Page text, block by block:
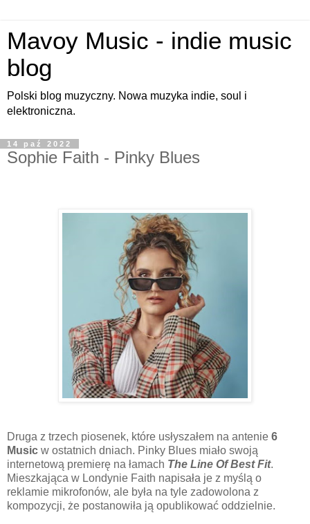
Mavoy Music - indie music
blog
Polski blog muzyczny. Nowa muzyka indie, soul i
elektroniczna.
14 paź 2022
Sophie Faith - Pinky Blues
Druga z trzech piosenek, które usłyszałem na antenie 6
Music w ostatnich dniach. Pinky Blues miało swoją
internetową premierę na łamach The Line Of Best Fit.
Mieszkająca w Londynie Faith napisała je z myślą o
reklamie mikrofonów, ale była na tyle zadowolona z
kompozycji, że postanowiła ją opublikować oddzielnie.